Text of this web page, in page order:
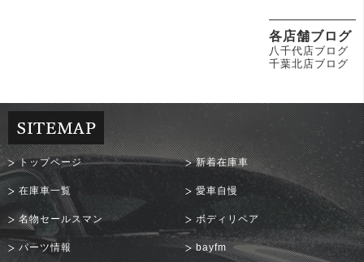
各店舗ブログ
八千代店ブログ
千葉北店ブログ
トップページ 新着在庫車
在庫車一覧 愛車自慢
名物セールスマン ボディリペア
パーツ情報 bayfm